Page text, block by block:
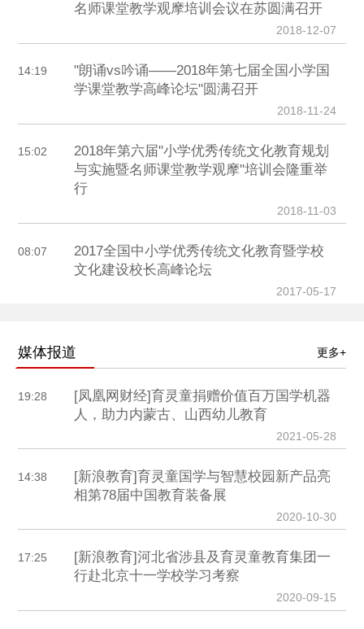
名师课堂教学观摩培训会议在苏圆满召开
2018-12-07
14:19
"朗诵vs吟诵——2018年第七届全国小学国
学课堂教学高峰论坛"圆满召开
2018-11-24
15:02
2018年第六届"小学优秀传统文化教育规划
与实施暨名师课堂教学观摩"培训会隆重举
行
2018-11-03
08:07
2017全国中小学优秀传统文化教育暨学校
文化建设校长高峰论坛
2017-05-17
媒体报道 更多+
19:28
[凤凰网财经]育灵童捐赠价值百万国学机器
人，助力内蒙古、山西幼儿教育
2021-05-28
14:38
[新浪教育]育灵童国学与智慧校园新产品亮
相第78届中国教育装备展
2020-10-30
17:25
[新浪教育]河北省涉县及育灵童教育集团一
行赴北京十一学校学习考察
2020-09-15